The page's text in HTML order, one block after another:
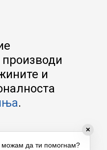
и
.
✕
можам да ти помогнам?